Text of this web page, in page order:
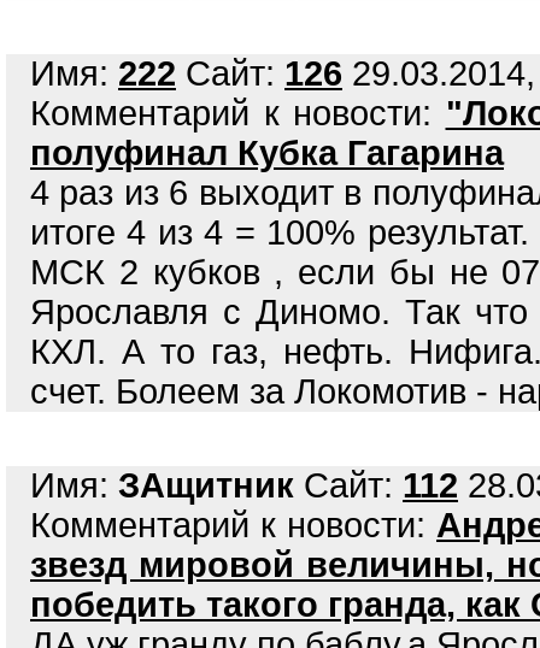
Имя: 222 Сайт: 126
Комментарий к новости:
полуфинал Кубка Гагарина
4 раз из 6 выходит в
итоге 4 из 4 = 100%
МСК 2 кубков , если бы не
Ярославля с Диномо. Так
КХЛ. А то газ, нефть.
счет. Болеем за Локомотив -
Имя: ЗАщитник Сайт: 112
Комментарий к новости:
звезд мировой величины,
победить такого гранда,